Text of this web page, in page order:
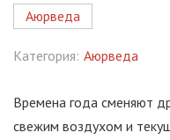
Аюрведа
Категория: Аюрведа
Времена года сменяют
свежим воздухом и